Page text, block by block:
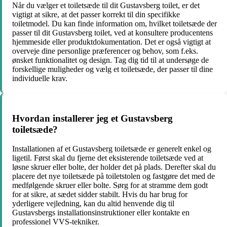
Når du vælger et toiletsæde til dit Gustavsberg toilet, er det
vigtigt at sikre, at det passer korrekt til din specifikke
toiletmodel. Du kan finde information om, hvilket toiletsæde der
passer til dit Gustavsberg toilet, ved at konsultere producentens
hjemmeside eller produktdokumentation. Det er også vigtigt at
overveje dine personlige præferencer og behov, som f.eks.
ønsket funktionalitet og design. Tag dig tid til at undersøge de
forskellige muligheder og vælg et toiletsæde, der passer til dine
individuelle krav.
Hvordan installerer jeg et Gustavsberg
toiletsæde?
Installationen af et Gustavsberg toiletsæde er generelt enkel og
ligetil. Først skal du fjerne det eksisterende toiletsæde ved at
løsne skruer eller bolte, der holder det på plads. Derefter skal du
placere det nye toiletsæde på toiletstolen og fastgøre det med de
medfølgende skruer eller bolte. Sørg for at stramme dem godt
for at sikre, at sædet sidder stabilt. Hvis du har brug for
yderligere vejledning, kan du altid henvende dig til
Gustavsbergs installationsinstruktioner eller kontakte en
professionel VVS-tekniker.